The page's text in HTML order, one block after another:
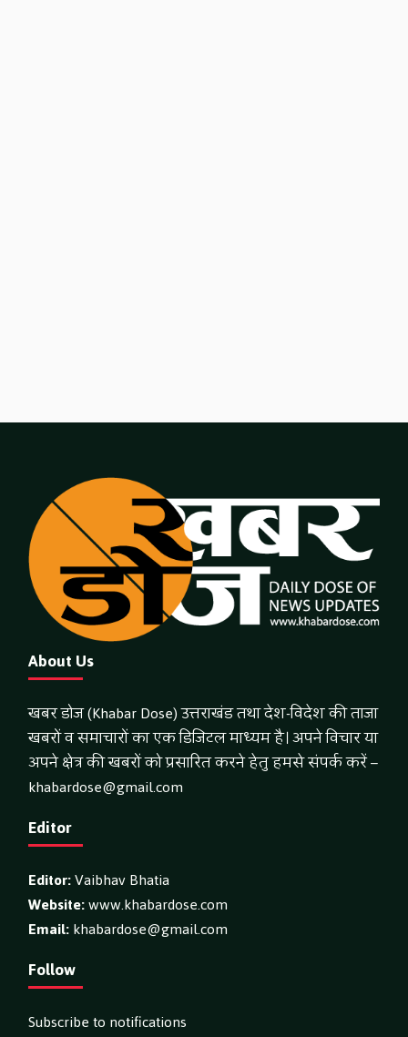
About Us
खबर डोज (Khabar Dose) उत्तराखंड तथा देश-विदेश की ताजा
खबरों व समाचारों का एक डिजिटल माध्यम है। अपने विचार या
अपने क्षेत्र की खबरों को प्रसारित करने हेतु हमसे संपर्क करें –
khabardose@gmail.com
Editor
Editor:Vaibhav Bhatia
Website:www.khabardose.com
Email:khabardose@gmail.com
Follow
Subscribe to notifications